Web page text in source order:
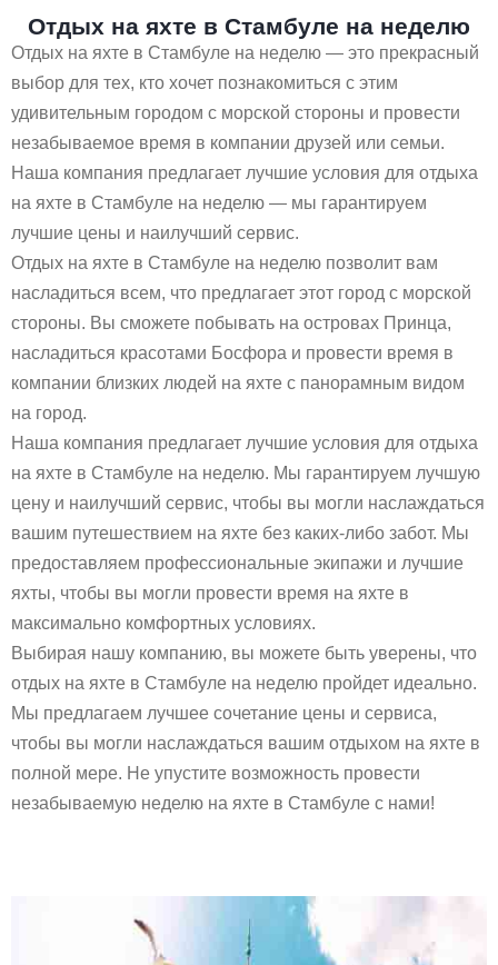
Отдых на яхте в Стамбуле на неделю
Отдых на яхте в Стамбуле на неделю — это прекрасный
выбор для тех, кто хочет познакомиться с этим
удивительным городом с морской стороны и провести
незабываемое время в компании друзей или семьи.
Наша компания предлагает лучшие условия для отдыха
на яхте в Стамбуле на неделю — мы гарантируем
лучшие цены и наилучший сервис.
Отдых на яхте в Стамбуле на неделю позволит вам
насладиться всем, что предлагает этот город с морской
стороны. Вы сможете побывать на островах Принца,
насладиться красотами Босфора и провести время в
компании близких людей на яхте с панорамным видом
на город.
Наша компания предлагает лучшие условия для отдыха
на яхте в Стамбуле на неделю. Мы гарантируем лучшую
цену и наилучший сервис, чтобы вы могли наслаждаться
вашим путешествием на яхте без каких-либо забот. Мы
предоставляем профессиональные экипажи и лучшие
яхты, чтобы вы могли провести время на яхте в
максимально комфортных условиях.
Выбирая нашу компанию, вы можете быть уверены, что
отдых на яхте в Стамбуле на неделю пройдет идеально.
Мы предлагаем лучшее сочетание цены и сервиса,
чтобы вы могли наслаждаться вашим отдыхом на яхте в
полной мере. Не упустите возможность провести
незабываемую неделю на яхте в Стамбуле с нами!